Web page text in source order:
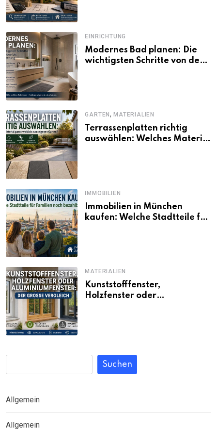
EINRICHTUNG
Modernes Bad planen: Die
wichtigsten Schritte von der
GARTEN,MATERIALIEN
Terrassenplatten richtig
auswählen: Welches Material
IMMOBILIEN
Immobilien in München
kaufen: Welche Stadtteile für
MATERIALIEN
Kunststofffenster,
Holzfenster oder
Suchen
Allgemein
Allgemein